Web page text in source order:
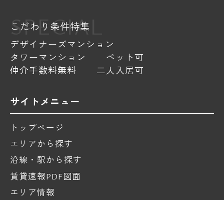
SPECIAL
こだわり条件特集
デザイナーズマンション
タワーマンション
ペット可
仲介手数料無料
二人入居可
サイトメニュー
トップページ
エリアから探す
沿線・駅から探す
賃貸速報PDF図面
エリア情報